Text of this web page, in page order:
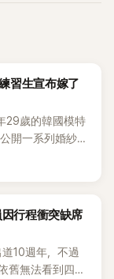
習生宣布嫁了
29歲的韓國模特
開一系列婚紗
曾追看節目的
行程衝突缺席
10週年，不過
舊無法看到四人